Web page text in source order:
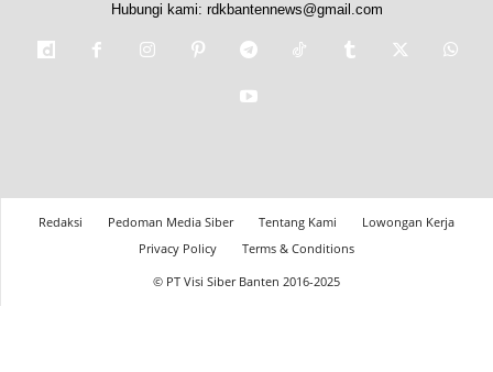
Hubungi kami: rdkbantennews@gmail.com
Redaksi Pedoman Media Siber Tentang Kami
Lowongan Kerja
Privacy Policy
Terms & Conditions
© PT Visi Siber Banten 2016-2025